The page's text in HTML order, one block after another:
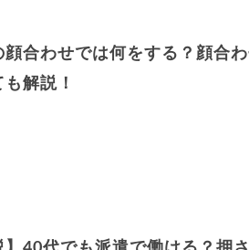
顔合わせでは何をする？顔合
解説！